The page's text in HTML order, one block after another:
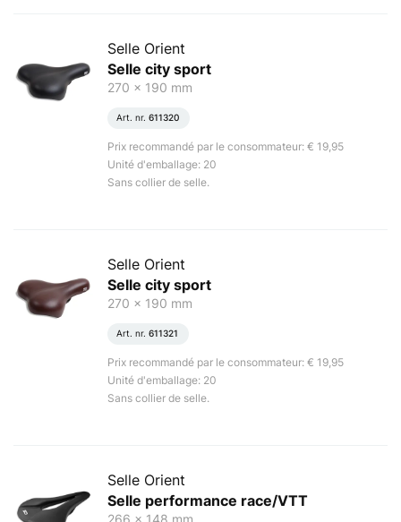
Selle Orient
Selle city sport
270 x 190 mm
Art. nr. 611320
Prix recommandé par le consommateur: € 19,95
Unité d'emballage: 20
Sans collier de selle.
Selle Orient
Selle city sport
270 x 190 mm
Art. nr. 611321
Prix recommandé par le consommateur: € 19,95
Unité d'emballage: 20
Sans collier de selle.
Selle Orient
Selle performance race/VTT
266 x 148 mm